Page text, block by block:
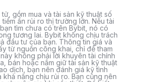
gồm mua và tài sản kỹ thuật số
ẩn rủi ro thị trường lớn. Nếu tài
tìm chưa có trên Bybit, nó có
tương lai. Bybit không chịu trách
đầu tư của bạn. Thông tin giá và
từ nguồn công khai, chỉ để tham
không phải lời khuyên tài chính
bán hoặc nắm giữ tài sản kỹ thuật
dịch, bạn nên đánh giá kỹ tình
khả năng chịu rủi ro. Bạn cũng nên